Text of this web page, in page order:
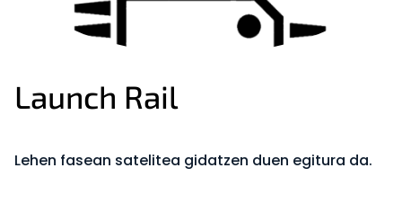
Launch Rail
Lehen fasean satelitea gidatzen duen egitura da.